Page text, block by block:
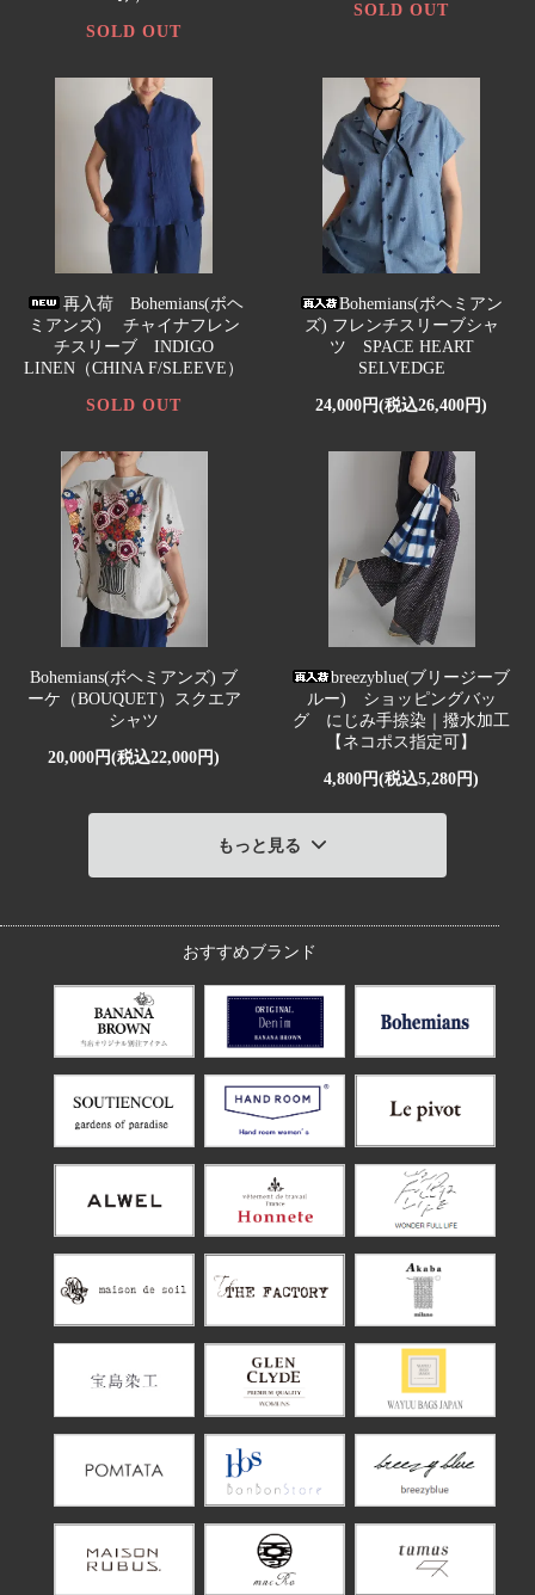
SOLD OUT
SOLD OUT
再入荷 Bohemians(ボヘ
ミアンズ) チャイナフレン
チスリーブ INDIGO
LINEN（CHINA F/SLEEVE）
SOLD OUT
Bohemians(ボヘミアン
ズ) フレンチスリーブシャ
ツ SPACE HEART
SELVEDGE
24,000円(税込26,400円)
Bohemians(ボヘミアンズ) ブ
ーケ（BOUQUET）スクエア
シャツ
20,000円(税込22,000円)
breezyblue(ブリージーブ
ルー) ショッピングバッ
グ にじみ手捺染｜撥水加工
【ネコポス指定可】
4,800円(税込5,280円)
もっと見る
おすすめブランド